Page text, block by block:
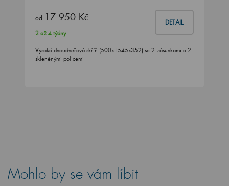
od 17 950 Kč DETAIL
2 až 4 týdny
Vysoká dvoudveřová skříň (500x1545x352) se 2 zásuvkami a 2
skleněnými policemi
Mohlo by se vám líbit